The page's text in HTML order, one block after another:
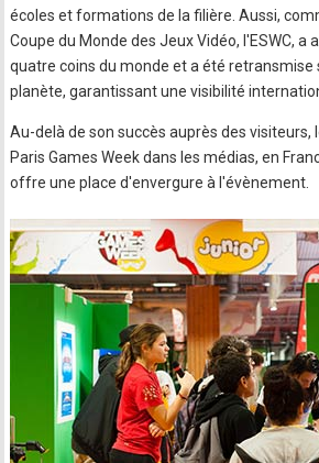
écoles et formations de la filière. Aussi,
Coupe du Monde des Jeux Vidéo, l'ESWC, a
quatre coins du monde et a été retransmise
planète, garantissant une visibilité
Au-delà de son succès auprès des visiteurs,
Paris Games Week dans les médias, en
offre une place d'envergure à l'évènement.